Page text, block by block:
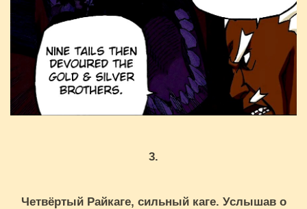
3.
Четвёртый Райкаге, сильный каге. Услышав о